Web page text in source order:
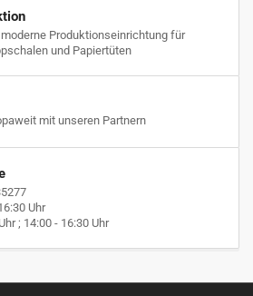
Produktionseinrichtung für
und Papiertüten
mit unseren Partnern
Uhr
; 14:00 - 16:30 Uhr